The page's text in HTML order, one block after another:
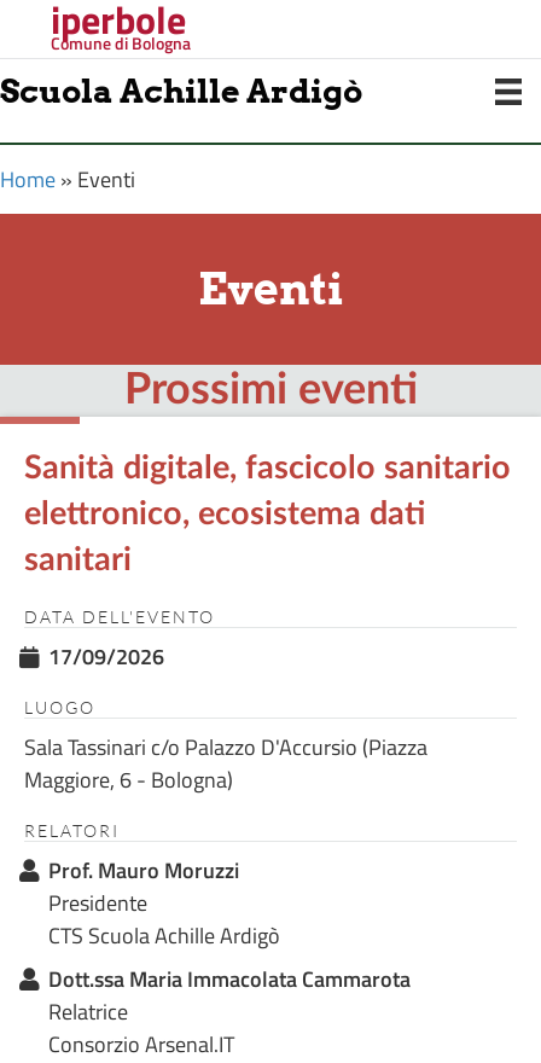
iperbole
Comune di Bologna
Scuola Achille Ardigò
Home» Eventi
Eventi
Prossimi eventi
Sanità digitale, fascicolo sanitario
elettronico, ecosistema dati
sanitari
DATA DELL'EVENTO
17/09/2026
LUOGO
Sala Tassinari c/o Palazzo D'Accursio (Piazza
Maggiore, 6 - Bologna)
RELATORI
Prof. Mauro Moruzzi
Presidente
CTS Scuola Achille Ardigò
Dott.ssa Maria Immacolata Cammarota
Relatrice
Consorzio Arsenal.IT